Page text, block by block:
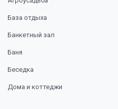
База отдыха
Банкетный зал
Баня
Беседка
Дома и коттеджи